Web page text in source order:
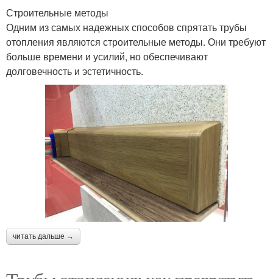
Строительные методы
Одним из самых надежных способов спрятать трубы
отопления являются строительные методы. Они требуют
больше времени и усилий, но обеспечивают
долговечность и эстетичность.
читать дальше →